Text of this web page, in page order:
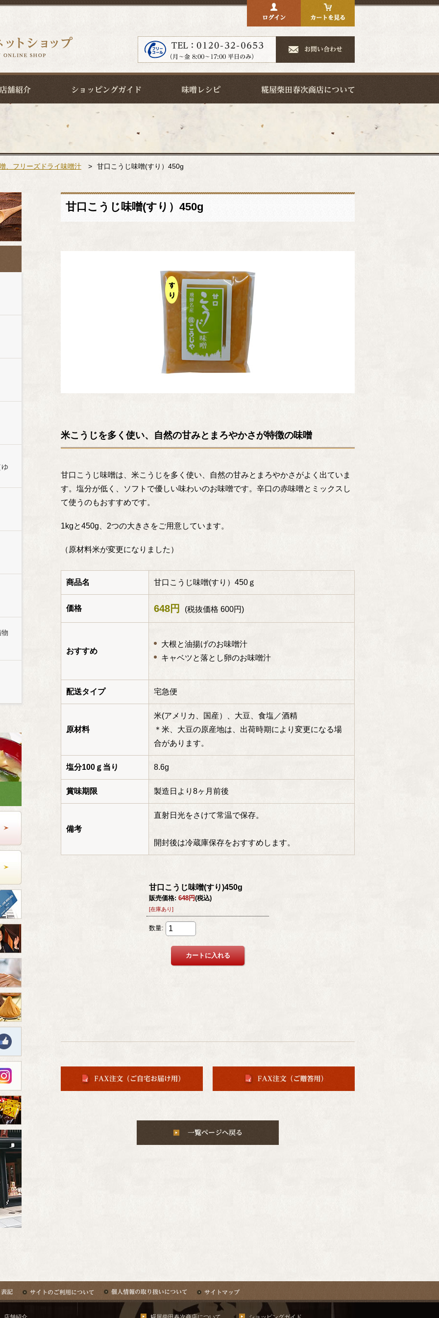
、フリーズドライ味噌汁 > 甘口こうじ味噌(すり）450g
甘口こうじ味噌(すり）450g
米こうじを多く使い、自然の甘みとまろやかさが特徴の味噌
甘口こうじ味噌は、米こうじを多く使い、自然の甘みとまろやかさがよく出ていま
す。塩分が低く、ソフトで優しい味わいのお味噌です。辛口の赤味噌とミックスし
て使うのもおすすめです。
1kgと450g、2つの大きさをご用意しています。
（原材料米が変更になりました）
商品名 甘口こうじ味噌(すり）450ｇ
価格 648円 (税抜価格 600円)
おすすめ
大根と油揚げのお味噌汁
キャベツと落とし卵のお味噌汁
配送タイプ 宅急便
原材料
米(アメリカ、国産） 、大豆、 食塩／酒精
＊米、大豆の原産地は、出荷時期により変更になる場
合があります。
塩分100ｇ当り 8.6g
賞味期限 製造日より8ヶ月前後
備考
直射日光をさけて常温で保存。
開封後は冷蔵庫保存をおすすめします。